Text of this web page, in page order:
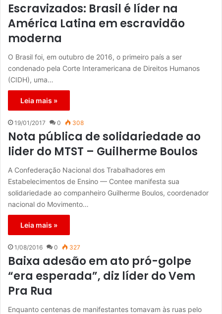
Escravizados: Brasil é líder na
América Latina em escravidão
moderna
O Brasil foi, em outubro de 2016, o primeiro país a ser
condenado pela Corte Interamericana de Direitos Humanos
(CIDH), uma…
Leia mais »
19/01/2017 0 308
Nota pública de solidariedade ao
lider do MTST – Guilherme Boulos
A Confederação Nacional dos Trabalhadores em
Estabelecimentos de Ensino — Contee manifesta sua
solidariedade ao companheiro Guilherme Boulos, coordenador
nacional do Movimento…
Leia mais »
1/08/2016 0 327
Baixa adesão em ato pró-golpe
“era esperada”, diz líder do Vem
Pra Rua
Enquanto centenas de manifestantes tomavam às ruas pelo